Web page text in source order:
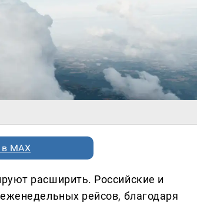
MAX
расширить. Российские и
рейсов, благодаря